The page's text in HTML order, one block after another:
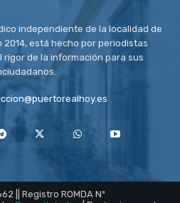
independiente de la localidad de
2014, está hecho por periodistas
de la información para sus
|| Registro ROMDA Nº